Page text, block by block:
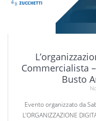
Commercialista
Busto
Evento organizzato da
L’ORGANIZZAZIONE